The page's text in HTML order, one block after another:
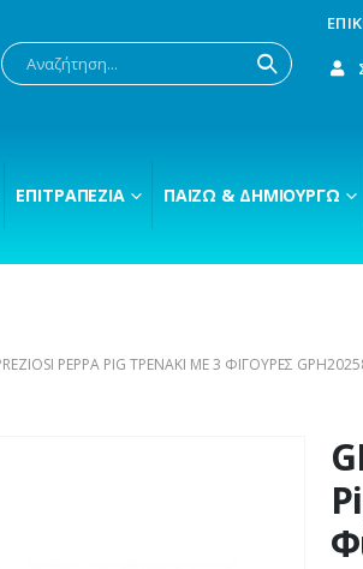
ΕΠΙΤΡΑΠΈΖΙΑ ΠΑΊΖΩ & ΔΗΜΙΟΥΡΓΏ
PEPPA PIG ΤΡΕΝΆΚΙ ΜΕ 3 ΦΙΓΟΎΡΕΣ